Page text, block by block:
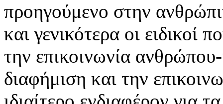
προηγούμενο στην
και γενικότερα οι ειδικοί
την επικοινωνία
διαφήμιση και την